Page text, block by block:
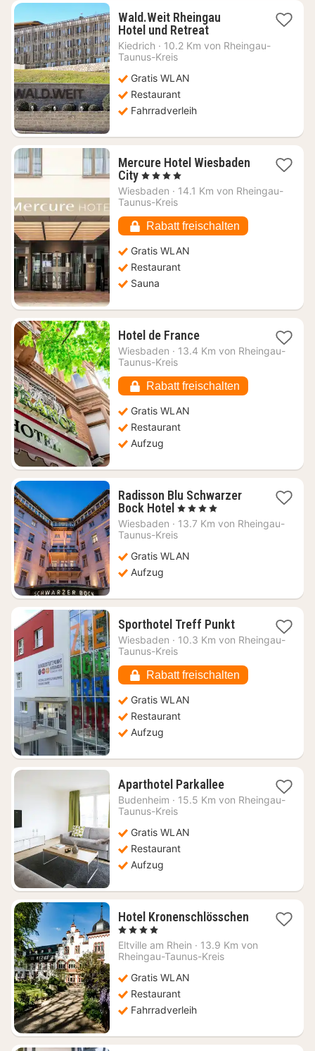
Wald.Weit Rheingau
Hotel und Retreat1
Nacht
Kiedrich · 10.2 Km von Rheingau-
Taunus-Kreis
Gratis WLAN
Restaurant
Fahrradverleih
Mercure Hotel Wiesbaden
City1
Nacht
ab
, 4 Sterne
Wiesbaden · 14.1 Km von Rheingau-
Taunus-Kreis
Rabatt freischalten
Gratis WLAN
Restaurant
Sauna
Hotel de France1
Nacht
€
Wiesbaden · 13.4 Km von Rheingau-
Taunus-Kreis
Rabatt freischalten
Gratis WLAN
Restaurant
Aufzug
Radisson Blu Schwarzer
Bock Hotel 1
Nacht
ab
€
, 4 Sterne
Wiesbaden · 13.7 Km von Rheingau-
Taunus-Kreis
Gratis WLAN
Aufzug
Sporthotel Treff Punkt1
Nacht
€
Wiesbaden · 10.3 Km von Rheingau-
Taunus-Kreis
Rabatt freischalten
Gratis WLAN
Restaurant
Aufzug
Aparthotel Parkallee1
Nacht
Budenheim · 15.5 Km von Rheingau-
Taunus-Kreis
Gratis WLAN
Restaurant
Aufzug
Hotel Kronenschlösschen
1
Nacht
ab
133,18
€
, 4 Sterne
Eltville am Rhein · 13.9 Km von
Rheingau-Taunus-Kreis
Gratis WLAN
Restaurant
Fahrradverleih